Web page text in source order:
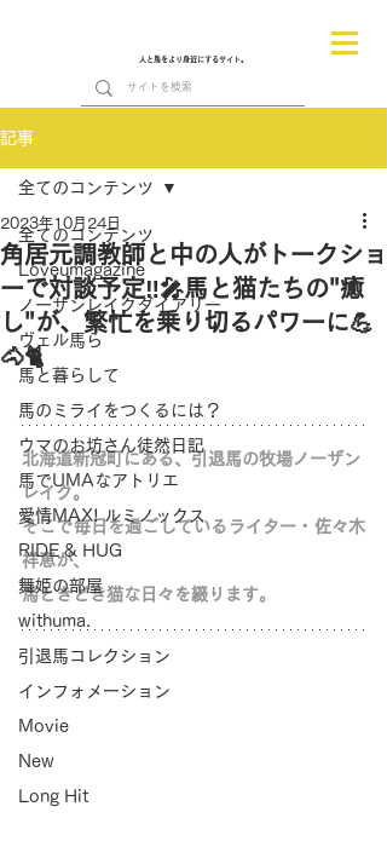
人と馬をより身近にするサイト。
記事
全てのコンテンツ
Loveumagazine
ノーザンレイクダイアリー
ヴェル馬ら
馬と暮らして
馬のミライをつくるには？
ウマのお坊さん徒然日記
馬でUMAなアトリエ
愛情MAX! ルミノックス
RIDE & HUG
舞姫の部屋
withuma.
引退馬コレクション
インフォメーション
Movie
New
Long Hit
全てのコンテンツ
角居元調教師と中の人がトークショ
ーで対談予定‼🎤馬と猫たちの"癒
し"が、繁忙を乗り切るパワーに💪
🐴🐈
2023年10月24日
北海道新冠町にある、引退馬の牧場ノーザン
レイク。
そこで毎日を過ごしているライター・佐々木
祥恵が、
馬ときどき猫な日々を綴ります。